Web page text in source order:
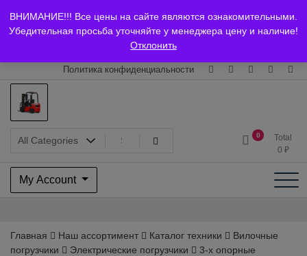
ВНИМАНИЕ!!! Все цены на сайте являются ознакомительными.
Убедительная просьба уточняйте у менеджера цену и наличие!
Отклонить
contentГлавная
Магазин О Компании Каталоги
Сертификаты
Доставка и оплата
Гарантия
Политика конфиденциальности
Запчасти для вилочых
погрузчиков и
электротележек Balkancar
0
Total
0 ₽
My Account
Главная Наш ассортимент Каталог техники
Вилочные
погрузчики
Электрические погрузчики
3-х опорные